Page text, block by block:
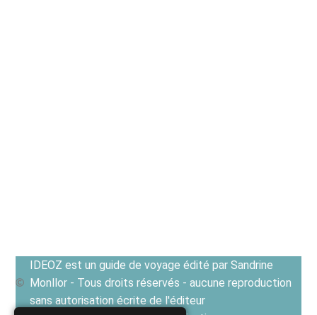
IDEOZ est un guide de voyage édité par Sandrine
Monllor - Tous droits réservés - aucune reproduction
sans autorisation écrite de l'éditeur